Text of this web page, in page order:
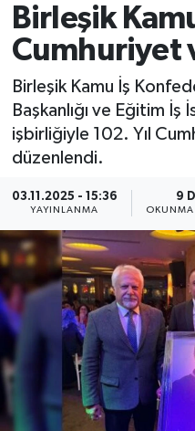
Birleşik
Cumhuriyet
Birleşik Kamu İş
Başkanlığı ve Eğitim
işbirliğiyle 102. Yıl
düzenlendi.
03.11.2025 - 15:36
YAYINLANMA
9
OKUNMA
Son Dakika Haberleri
Haber Arşivi